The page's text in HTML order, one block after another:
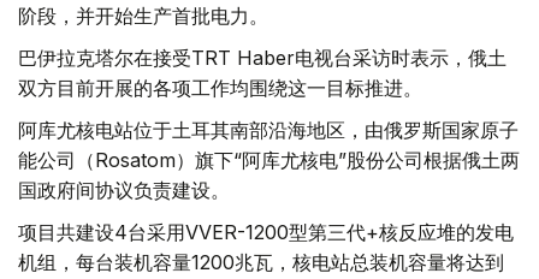
阶段，并开始生产首批电力。
巴伊拉克塔尔在接受TRT Haber电视台采访时表示，俄土
双方目前开展的各项工作均围绕这一目标推进。
阿库尤核电站位于土耳其南部沿海地区，由俄罗斯国家原子
能公司（Rosatom）旗下“阿库尤核电”股份公司根据俄土两
国政府间协议负责建设。
项目共建设4台采用VVER-1200型第三代+核反应堆的发电
机组，每台装机容量1200兆瓦，核电站总装机容量将达到